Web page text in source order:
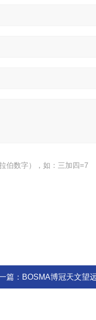
伯数字），如：三加四=7
篇： BOSMA博冠天文望远镜太阳神目